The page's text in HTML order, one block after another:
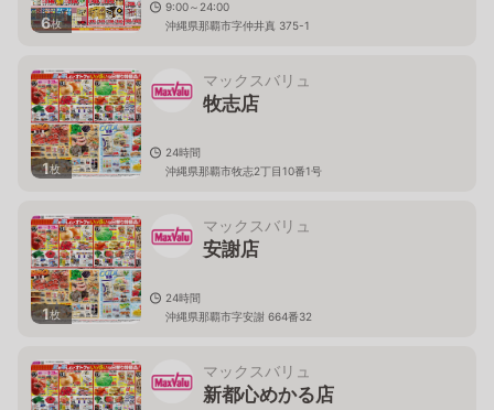
6枚
9:00～24:00
沖縄県那覇市字仲井真 375-1
1枚
マックスバリュ
牧志店
24時間
沖縄県那覇市牧志2丁目10番1号
1枚
マックスバリュ
安謝店
24時間
沖縄県那覇市字安謝 664番32
マックスバリュ
新都心めかる店